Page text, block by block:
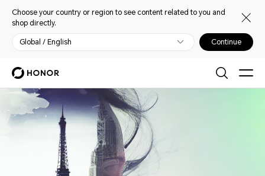
Choose your country or region to see content related to you and
shop directly.
Global / English Continue